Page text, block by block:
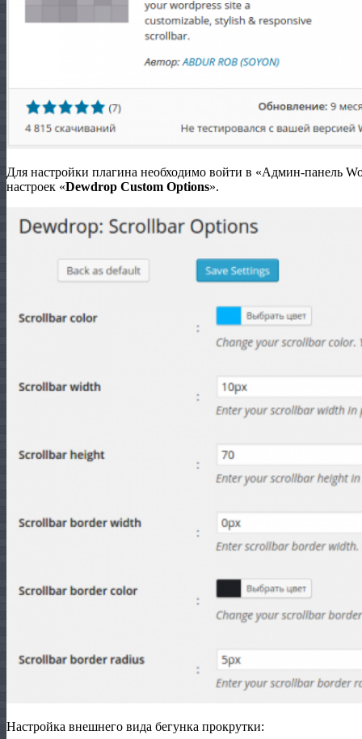
Для настройки плагина необходимо войти в «Админ-панель
настроек «Dewdrop Custom Options».
Настройка внешнего вида бегунка прокрутки: